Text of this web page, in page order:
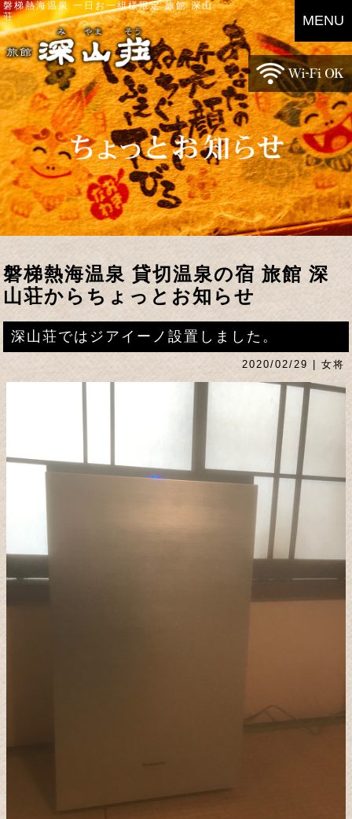
磐梯熱海温泉 一日お一組様限定 旅館 深山
荘
磐梯熱海温泉 貸切温泉の宿 旅館 深
山荘からちょっとお知らせ
深山荘ではジアイーノ設置しました。
2020/02/29 | 女将
MENU